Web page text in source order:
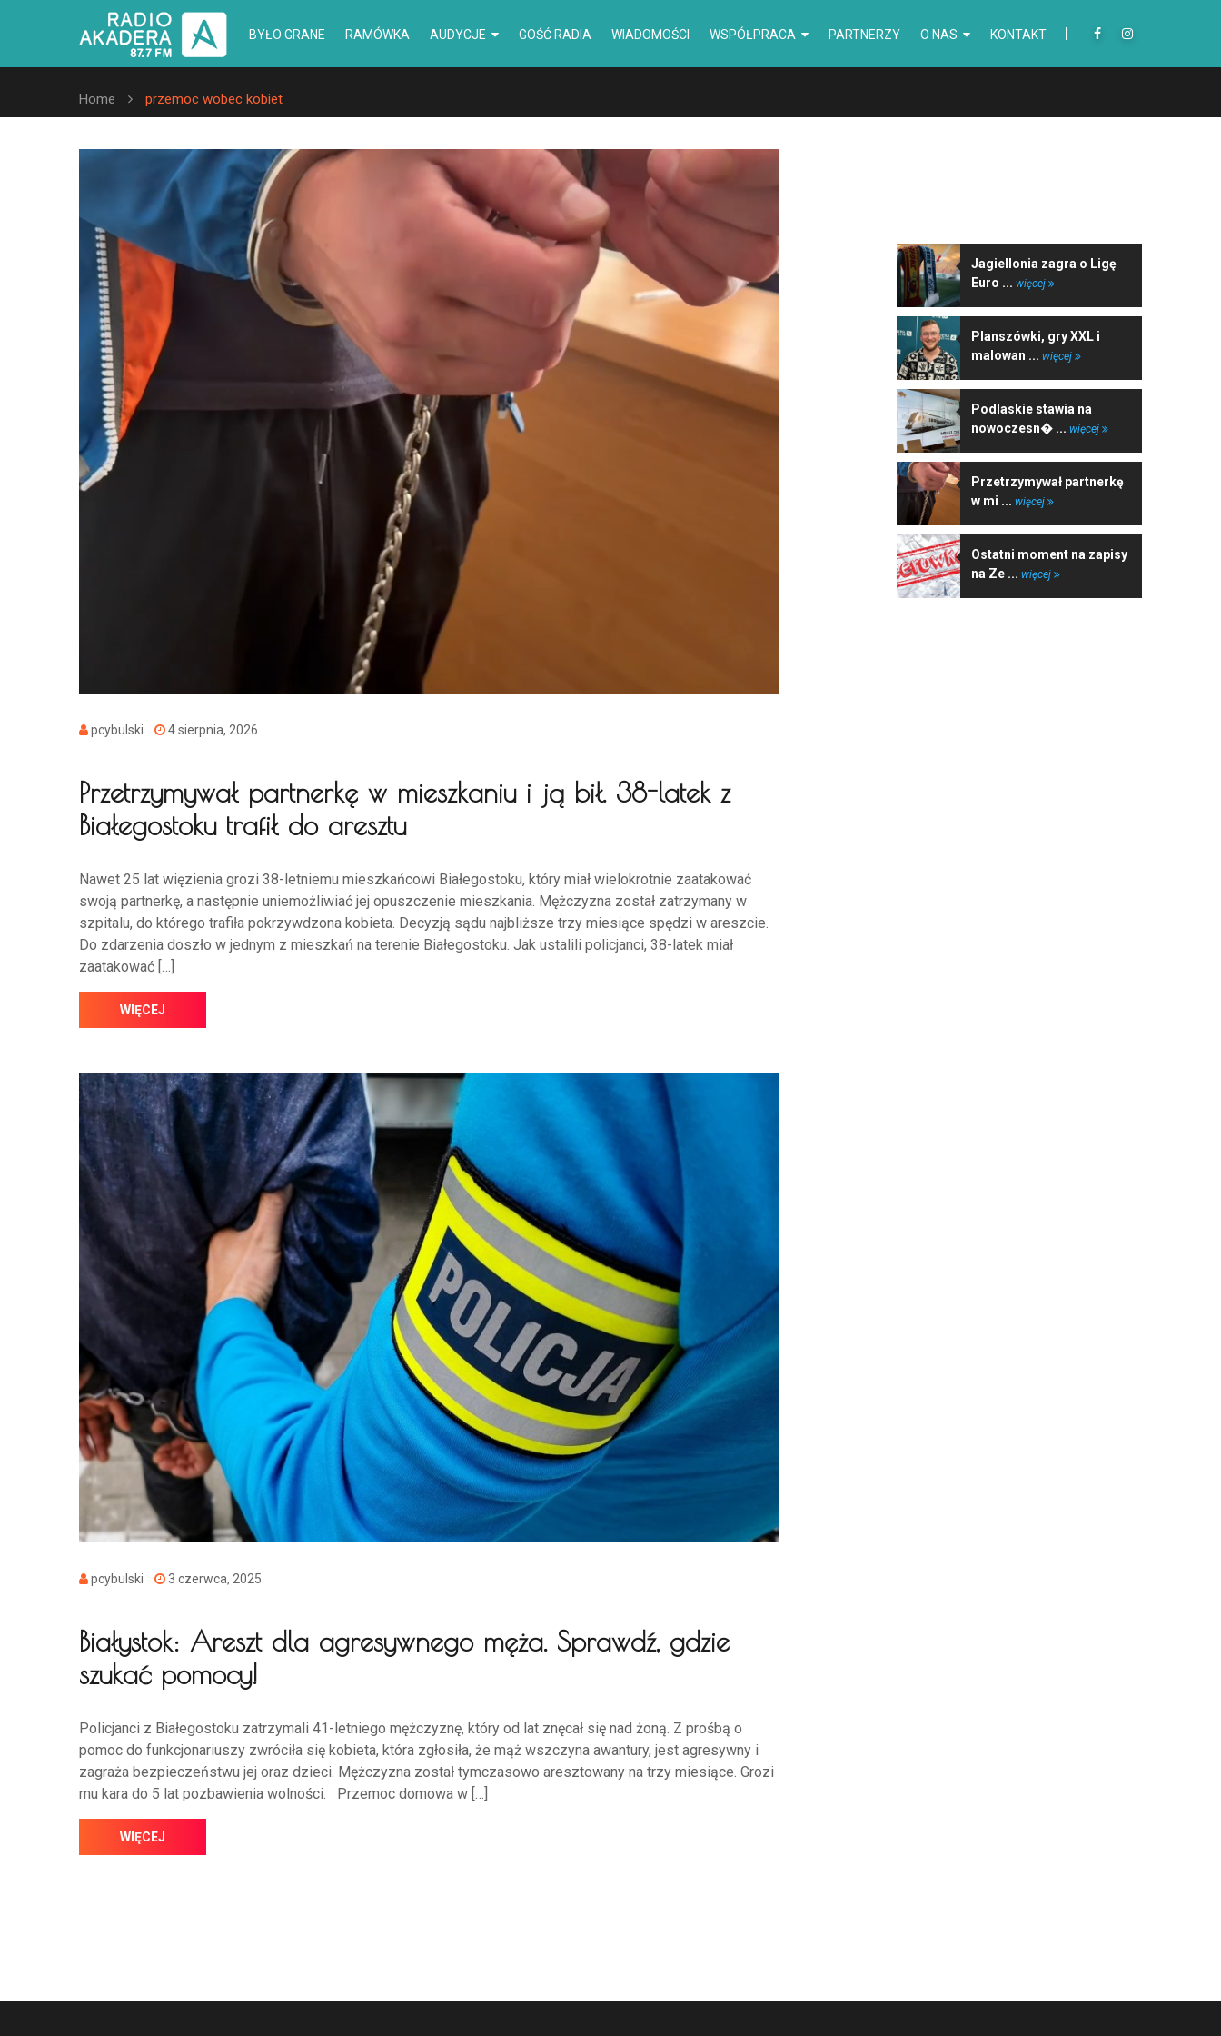
BYŁO GRANE RAMÓWKA AUDYCJE GOŚĆ RADIA WIADOMOŚCI WSPÓŁPRACA PARTNERZY O NAS KONTAKT
Home przemoc wobec kobiet
pcybulski 4 sierpnia, 2026
Przetrzymywał partnerkę w mieszkaniu i ją bił. 38-latek z
Białegostoku trafił do aresztu
Nawet 25 lat więzienia grozi 38-letniemu mieszkańcowi Białegostoku, który miał wielokrotnie zaatakować
swoją partnerkę, a następnie uniemożliwiać jej opuszczenie mieszkania. Mężczyzna został zatrzymany w
szpitalu, do którego trafiła pokrzywdzona kobieta. Decyzją sądu najbliższe trzy miesiące spędzi w areszcie.
Do zdarzenia doszło w jednym z mieszkań na terenie Białegostoku. Jak ustalili policjanci, 38-latek miał
zaatakować […]
WIĘCEJ
pcybulski 3 czerwca, 2025
Białystok: Areszt dla agresywnego męża. Sprawdź, gdzie
szukać pomocy!
Policjanci z Białegostoku zatrzymali 41-letniego mężczyznę, który od lat znęcał się nad żoną. Z prośbą o
pomoc do funkcjonariuszy zwróciła się kobieta, która zgłosiła, że mąż wszczyna awantury, jest agresywny i
zagraża bezpieczeństwu jej oraz dzieci. Mężczyzna został tymczasowo aresztowany na trzy miesiące. Grozi
mu kara do 5 lat pozbawienia wolności. Przemoc domowa w […]
WIĘCEJ
Jagiellonia zagra o Ligę
Euro ... więcej
Planszówki, gry XXL i
malowan ... więcej
Podlaskie stawia na
nowoczesn� ... więcej
Przetrzymywał partnerkę
w mi ... więcej
Ostatni moment na zapisy
na Ze ... więcej